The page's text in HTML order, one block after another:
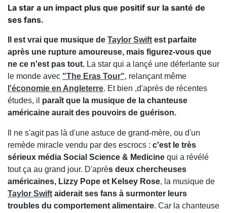
La star a un impact plus que positif sur la santé de
ses fans.
Il est vrai que musique de Taylor Swift est parfaite
après une rupture amoureuse, mais figurez-vous que
ne ce n'est pas tout. La star qui a lançé une déferlante sur
le monde avec "The Eras Tour", relançant même
l'économie en Angleterre. Et bien ,d'après de récentes
études, il paraît que la musique de la chanteuse
américaine aurait des pouvoirs de guérison.
Il ne s'agit pas là d'une astuce de grand-mère, ou d'un
remède miracle vendu par des escrocs : c'est le très
sérieux média Social Science & Medicine qui a révélé
tout ça au grand jour. D'après deux chercheuses
américaines, Lizzy Pope et Kelsey Rose, la musique de
Taylor Swift aiderait ses fans à surmonter leurs
troubles du comportement alimentaire. Car la chanteuse